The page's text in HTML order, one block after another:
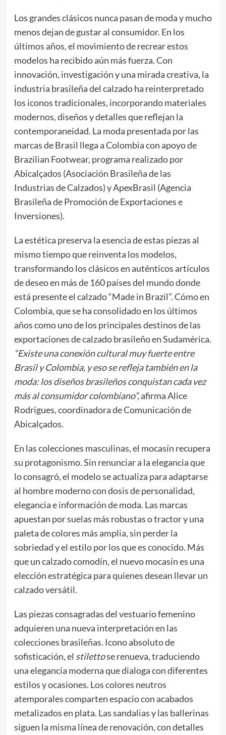
Los grandes clásicos nunca pasan de moda y mucho
menos dejan de gustar al consumidor. En los
últimos años, el movimiento de recrear estos
modelos ha recibido aún más fuerza. Con
innovación, investigación y una mirada creativa, la
industria brasileña del calzado ha reinterpretado
los iconos tradicionales, incorporando materiales
modernos, diseños y detalles que reflejan la
contemporaneidad. La moda presentada por las
marcas de Brasil llega a Colombia con apoyo de
Brazilian Footwear, programa realizado por
Abicalçados (Asociación Brasileña de las
Industrias de Calzados) y ApexBrasil (Agencia
Brasileña de Promoción de Exportaciones e
Inversiones).
La estética preserva la esencia de estas piezas al
mismo tiempo que reinventa los modelos,
transformando los clásicos en auténticos artículos
de deseo en más de 160 países del mundo donde
está presente el calzado “Made in Brazil”. Cómo en
Colombia, que se ha consolidado en los últimos
años como uno de los principales destinos de las
exportaciones de calzado brasileño en Sudamérica.
“Existe una conexión cultural muy fuerte entre
Brasil y Colombia, y eso se refleja también en la
moda: los diseños brasileños conquistan cada vez
más al consumidor colombiano”,afirma Alice
Rodrigues, coordinadora de Comunicación de
Abicalçados.
En las colecciones masculinas, el mocasín recupera
su protagonismo. Sin renunciar a la elegancia que
lo consagró, el modelo se actualiza para adaptarse
al hombre moderno con dosis de personalidad,
elegancia e información de moda. Las marcas
apuestan por suelas más robustas o tractor y una
paleta de colores más amplia, sin perder la
sobriedad y el estilo por los que es conocido. Más
que un calzado comodín, el nuevo mocasín es una
elección estratégica para quienes desean llevar un
calzado versátil.
Las piezas consagradas del vestuario femenino
adquieren una nueva interpretación en las
colecciones brasileñas. Icono absoluto de
sofisticación, el stilettose renueva, traduciendo
una elegancia moderna que dialoga con diferentes
estilos y ocasiones. Los colores neutros
atemporales comparten espacio con acabados
metalizados en plata. Las sandalias y las ballerinas
siguen la misma línea de renovación, con detalles